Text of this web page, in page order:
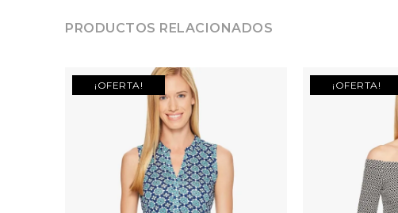
PRODUCTOS RELACIONADOS
¡OFERTA! ¡OFERTA!